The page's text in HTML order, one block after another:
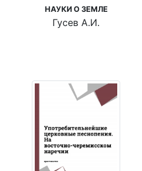
НАУКИ О ЗЕМЛЕ
Гусев А.И.